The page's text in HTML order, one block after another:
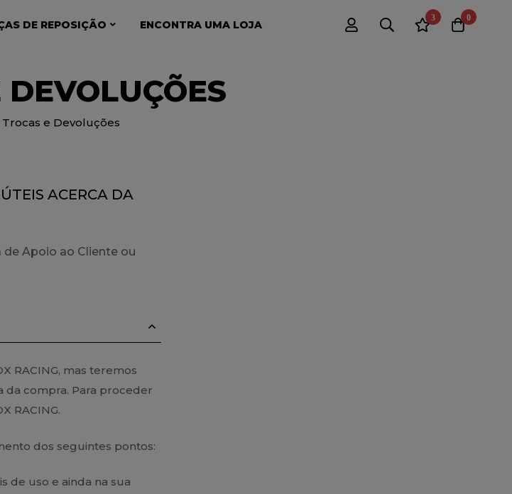
DE REPOSIÇÃO ENCONTRA UMA LOJA
3 0
Trocas e Devoluções
ACERCA DA
Apoio ao Cliente ou
RACING, mas teremos
da compra. Para proceder
RACING.
dos seguintes pontos:
de uso e ainda na sua